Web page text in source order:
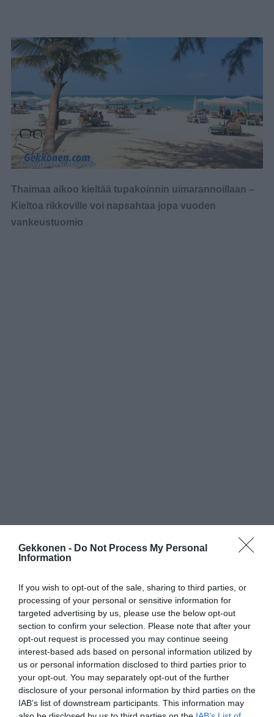
Gekkonen - Do Not Process My Personal
Information
If you wish to opt-out of the sale, sharing to third parties, or
processing of your personal or sensitive information for
targeted advertising by us, please use the below opt-out
section to confirm your selection. Please note that after your
opt-out request is processed you may continue seeing
interest-based ads based on personal information utilized by
us or personal information disclosed to third parties prior to
your opt-out. You may separately opt-out of the further
disclosure of your personal information by third parties on the
IAB’s list of downstream participants. This information may
Thaimaa aikoo kieltää tupakoinnin uimarannoillaan –
Kieltoa rikkoville voi napsahtaa jopa vuoden
vankeustuomio
satamassa työskentelevät viranomaiset kertoivat
siivonneensa kymmeniätuhansia tupakantumppeja.
Kieltoa rikkoville voidaan langettaa jopa vuoden vankeus
tai 100 000 bahtin (yli 2500 euron) sakko.
Ensivaiheessa kielto koskee 20 suosituinta uimarantaa,
mutta kieltoa saatetaan laajentaa tulevaisuudessa myös
muille uimarannoille.
Lähde:BBC